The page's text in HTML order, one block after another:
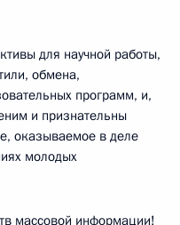
для научной работы,
обмена,
программ, и,
и признательны
оказываемое в деле
молодых
массовой информации!